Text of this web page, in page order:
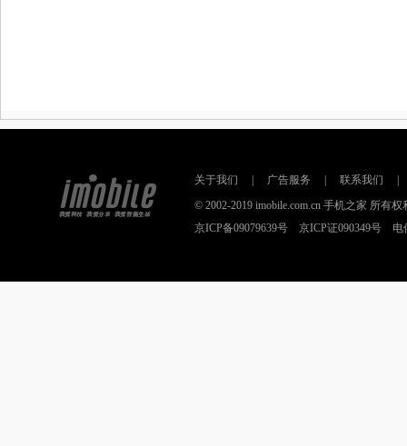
关于我们 广告服务 联系我们
© 2002-2019 imobile.com.cn 手机之家 所有
京ICP备09079639号 京ICP证090349号 电